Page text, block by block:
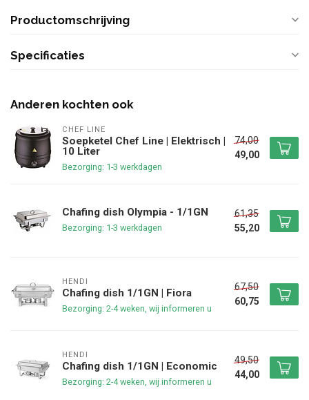
Productomschrijving
Specificaties
Anderen kochten ook
CHEF LINE
Soepketel Chef Line | Elektrisch |
10 Liter
Bezorging: 1-3 werkdagen
74,00
49,00
Chafing dish Olympia - 1/1GN
Bezorging: 1-3 werkdagen
61,35
55,20
HENDI
Chafing dish 1/1GN | Fiora
Bezorging: 2-4 weken, wij informeren u
67,50
60,75
HENDI
Chafing dish 1/1GN | Economic
Bezorging: 2-4 weken, wij informeren u
49,50
44,00